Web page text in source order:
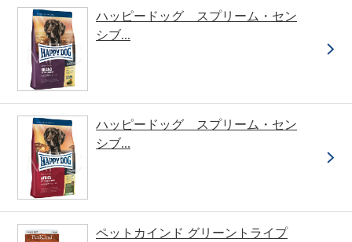
ハッピードッグ スプリーム・セン
シブ...
ハッピードッグ スプリーム・セン
シブ...
ペットカインド グリーントライプ